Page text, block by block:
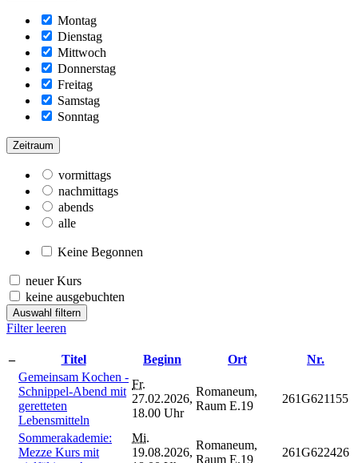
Montag
Dienstag
Mittwoch
Donnerstag
Freitag
Samstag
Sonntag
Zeitraum
vormittags
nachmittags
abends
alle
Keine Begonnen
neuer Kurs
keine ausgebuchten
Auswahl filtern
Filter leeren
– Titel Beginn Ort
Nr.
Gemeinsam Kochen -
Schnippel-Abend mit
geretteten
Lebensmitteln
Fr.
27.02.2026,
18.00 Uhr
Romaneum,
Raum E.19
261G621155
Sommerakademie:
Mezze Kurs mit
Mi.
19.08.2026,
Romaneum,
Raum E.19
261G622426